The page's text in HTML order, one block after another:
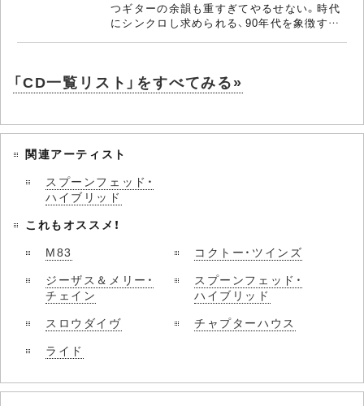
つギターの余韻も重すぎてやるせない。時代
にシンクロし求められる、90年代を象徴す…
「CD一覧リスト」をすべてみる»
関連アーティスト
スプーンフェッド・
ハイブリッド
これもオススメ！
M83
コクトー・ツインズ
ジーザス＆メリー・
チェイン
スプーンフェッド・
ハイブリッド
スロウダイヴ
チャプターハウス
ライド